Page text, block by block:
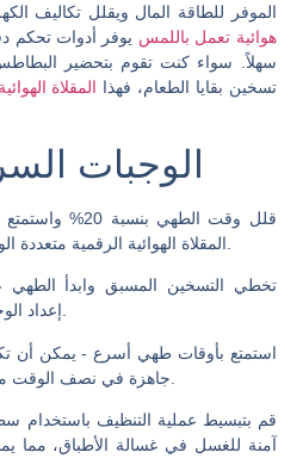
الموفر للطاقة المال ويقلل تكاليف
هوائية تعمل باللمس يوفر أدوات تحكم
سهلاً. سواء كنت تقوم بتحضير
تسخين بقايا الطعام، فهذا المقلاة
الوجبات
قلل وقت الطهي
تخطي التسخين المسبق وابدأ الطهي
إعداد الوجبات أسرع وأكثر كفاءة.
استمتع بأوقات طهي أسرع - يمكن أن
قم بتبسيط عملية التنظيف باستخدام
آمنة للغسل في غسالة الأطباق، مما